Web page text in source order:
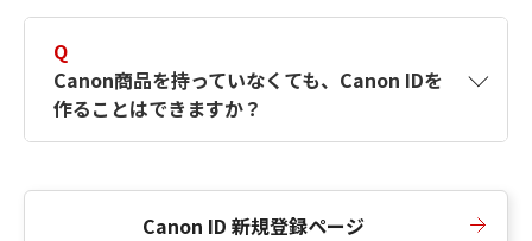
Q
Canon商品を持っていなくても、Canon IDを
作ることはできますか？
Canon ID 新規登録ページ